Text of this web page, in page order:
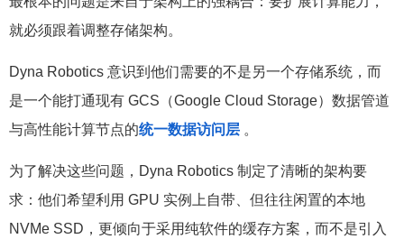
就必须跟着调整存储架构。
Dyna Robotics 意识到他们需要的不是另一个存储系统，而
是一个能打通现有 GCS（Google Cloud Storage）数据管道
与高性能计算节点的统一数据访问层 。
为了解决这些问题，Dyna Robotics 制定了清晰的架构要
求：他们希望利用 GPU 实例上自带、但往往闲置的本地
NVMe SSD，更倾向于采用纯软件的缓存方案，而不是引入